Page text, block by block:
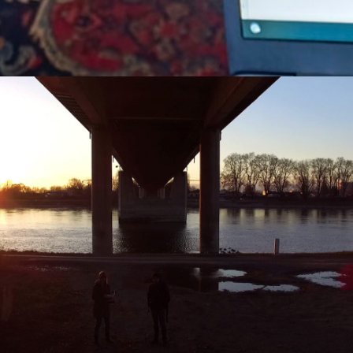
März 2017 Drohne, Neckar,